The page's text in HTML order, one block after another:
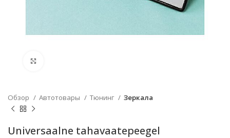
Обзор Автотовары Тюнинг Зеркала
Universaalne tahavaatepeegel